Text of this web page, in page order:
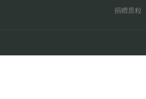
捐赠质粒